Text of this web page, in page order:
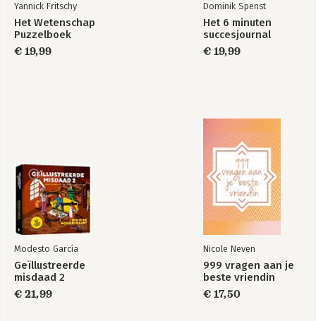
Yannick Fritschy
Het Wetenschap
Puzzelboek
€ 19,99
Dominik Spenst
Het 6 minuten
succesjournal
€ 19,99
Modesto García
Geïllustreerde
misdaad 2
€ 21,99
Nicole Neven
999 vragen aan je
beste vriendin
€ 17,50